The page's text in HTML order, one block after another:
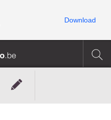
Download